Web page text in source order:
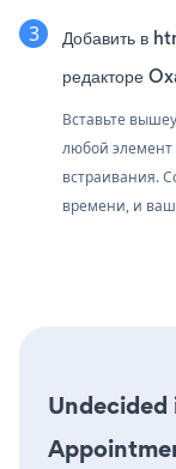
Добавить в
редакторе
Вставьте
любой элемент
встраивания.
времени, и
Undecided